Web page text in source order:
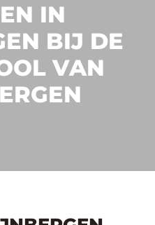
IN
BIJ DE
VAN